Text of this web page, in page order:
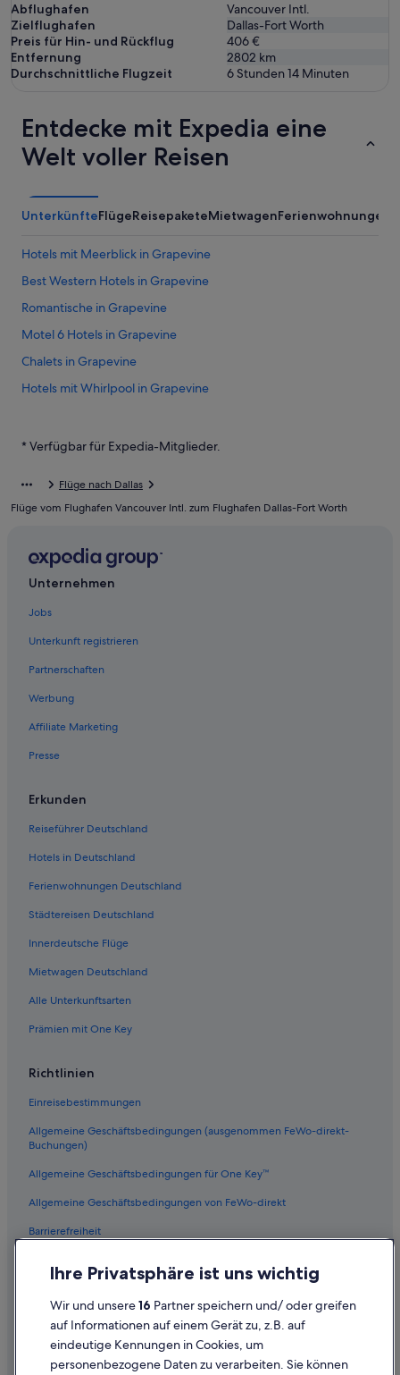
Abflughafen
Vancouver Intl.
Zielflughafen
Dallas-Fort Worth
Preis für Hin- und Rückflug
406 €
Entfernung
2802 km
Durchschnittliche Flugzeit
6 Stunden 14 Minuten
Entdecke mit Expedia eine
Welt voller Reisen
UnterkünfteFlügeReisepaketeMietwagenFerienwohnungen
Hotels mit Meerblick in Grapevine
Best Western Hotels in Grapevine
Romantische in Grapevine
Motel 6 Hotels in Grapevine
Chalets in Grapevine
Hotels mit Whirlpool in Grapevine
B&B in Grapevine
Hotels mit Kinderbetreuung in Grapevine
All-Inclusive- in Grapevine
Gasthäuser in Grapevine
Boutique- in Grapevine
Wohnungen in Grapevine
Great Wolf Lodge Hotels in Grapevine
* Verfügbar für Expedia-Mitglieder.
Flüge nach Dallas
Flüge vom Flughafen Vancouver Intl. zum Flughafen Dallas-Fort Worth
Unternehmen
Jobs
Unterkunft registrieren
Partnerschaften
Werbung
Affiliate Marketing
Presse
Erkunden
Reiseführer Deutschland
Hotels in Deutschland
Ferienwohnungen Deutschland
Städtereisen Deutschland
Innerdeutsche Flüge
Mietwagen Deutschland
Alle Unterkunftsarten
Prämien mit One Key
Richtlinien
Einreisebestimmungen
Allgemeine Geschäftsbedingungen (ausgenommen FeWo-direkt-
Buchungen)
Allgemeine Geschäftsbedingungen für One Key™
Allgemeine Geschäftsbedingungen von FeWo-direkt
Barrierefreiheit
Inhaltsrichtlinien und Melden von Inhalten
Ihre Privatsphäre ist uns wichtig
Wir und unsere16 Partner speichern und/ oder greifen
auf Informationen auf einem Gerät zu, z.B. auf
eindeutige Kennungen in Cookies, um
personenbezogene Daten zu verarbeiten. Sie können